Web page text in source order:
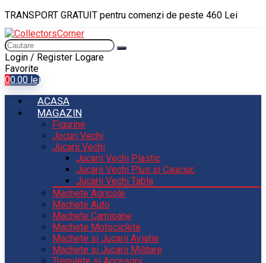
TRANSPORT GRATUIT pentru comenzi de peste 460 Lei
Login / Register Logare
Favorite
00.00 lei
ACASA
MAGAZIN
Figurine
Jocuri Vechi
Jucarii Vechi
Jucarii Vechi Plastic
Jucarii Vechi Plus si Cauciuc
Jucarii Vechi Tabla
Machete Agricole
Machete Auto
Machete Camioane
Machete Motociclete
Machete si Jucarii Aviatie
Machete si Jucarii Militare